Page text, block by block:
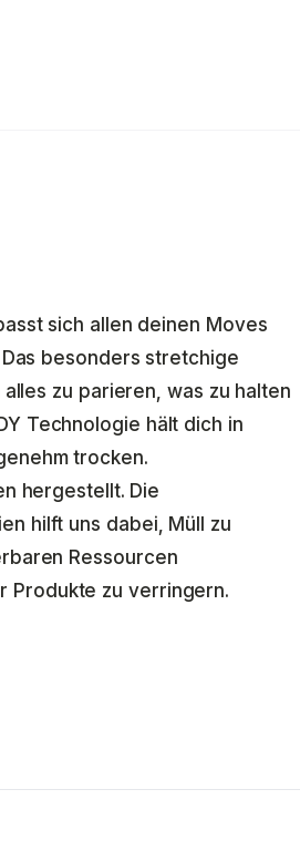
sich allen deinen Moves
besonders stretchige
zu parieren, was zu halten
Technologie hält dich in
trocken.
hergestellt. Die
hilft uns dabei, Müll zu
Ressourcen
Produkte zu verringern.